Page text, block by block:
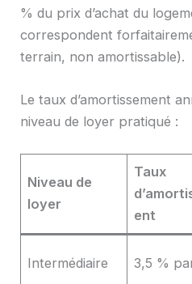
% du prix d’achat du
correspondent
terrain, non amortissable).
Le taux d’amortissement
niveau de loyer pratiqué :
Niveau de
loyer
Taux
ent
Intermédiaire 3,5 %